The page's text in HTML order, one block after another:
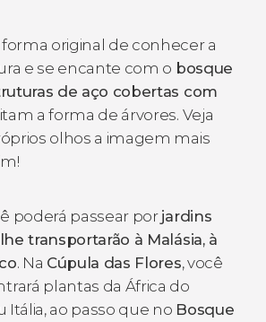
original de conhecer a
e se encante com o bosque
de aço cobertas com
a forma de árvores. Veja
olhos a imagem mais
poderá passear por jardins
transportarão à Malásia, à
. Na Cúpula das Flores, você
plantas da África do
Itália, ao passo que no Bosque